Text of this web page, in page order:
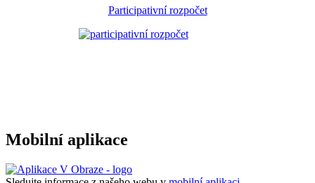
Participativní rozpočet
Mobilní aplikace